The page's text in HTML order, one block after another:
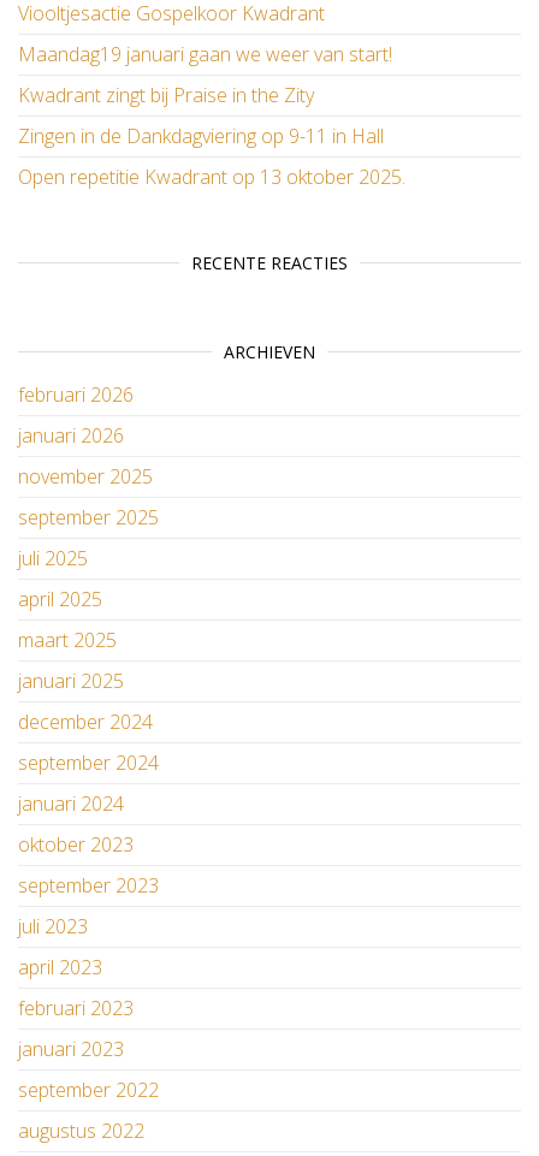
Viooltjesactie Gospelkoor Kwadrant
Maandag19 januari gaan we weer van start!
Kwadrant zingt bij Praise in the Zity
Zingen in de Dankdagviering op 9-11 in Hall
Open repetitie Kwadrant op 13 oktober 2025.
RECENTE REACTIES
ARCHIEVEN
februari 2026
januari 2026
november 2025
september 2025
juli 2025
april 2025
maart 2025
januari 2025
december 2024
september 2024
januari 2024
oktober 2023
september 2023
juli 2023
april 2023
februari 2023
januari 2023
september 2022
augustus 2022